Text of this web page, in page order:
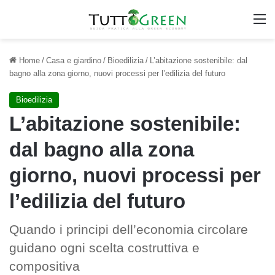
Home / Casa e giardino / Bioedilizia / L’abitazione sostenibile: dal
bagno alla zona giorno, nuovi processi per l’edilizia del futuro
Bioedilizia
L’abitazione sostenibile:
dal bagno alla zona
giorno, nuovi processi per
l’edilizia del futuro
Quando i principi dell’economia circolare
guidano ogni scelta costruttiva e
compositiva